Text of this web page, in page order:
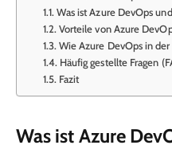
Was ist Azure DevOps
Vorteile von Azure
Wie Azure DevOps in
Häufig gestellte Fragen
Fazit
Was ist Azure